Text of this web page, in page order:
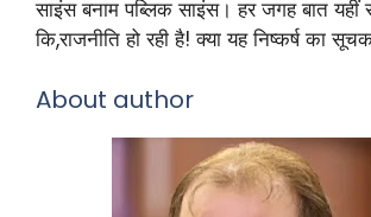
साइंस बनाम पब्लिक साइंस। हर जगह बात यहीं
कि,राजनीति हो रही है! क्या यह निष्कर्ष का
About author